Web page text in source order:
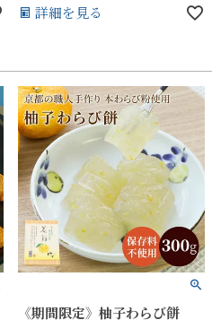
詳細を見る
《期間限定》柚子わらび餅